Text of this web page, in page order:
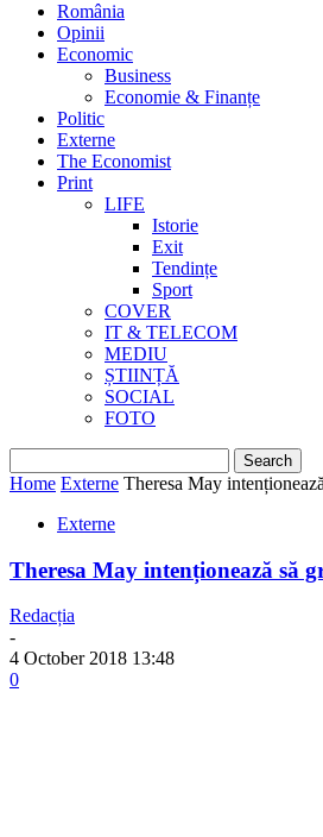
România
Opinii
Economic
Business
Economie & Finanțe
Politic
Externe
The Economist
Print
LIFE
Istorie
Exit
Tendințe
Sport
COVER
IT & TELECOM
MEDIU
ȘTIINȚĂ
SOCIAL
FOTO
Home Externe Theresa May
Externe
Theresa May intenționează să
Redacția
-
4 October 2018 13:48
0